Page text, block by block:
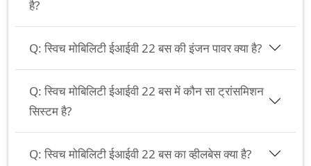
है?
Q: स्विच मोबिलिटी ईआईवी 22 बस की इंजन पावर क्या है?
Q: स्विच मोबिलिटी ईआईवी 22 बस में कौन सा ट्रांसमिशन
सिस्टम है?
Q: स्विच मोबिलिटी ईआईवी 22 बस का व्हीलबेस क्या है?